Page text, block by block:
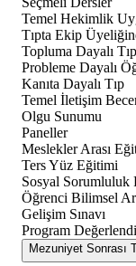
Temel Hekimlik
Tıpta Ekip
Topluma Dayalı Tıp
Probleme Dayalı
Kanıta Dayalı Tıp
Temel İletişim
Olgu Sunumu
Paneller
Meslekler Arası
Ters Yüz Eğitimi
Sosyal Sorumluluk
Öğrenci Bilimsel
Gelişim Sınavı
Program
Mezuniyet Sonrası